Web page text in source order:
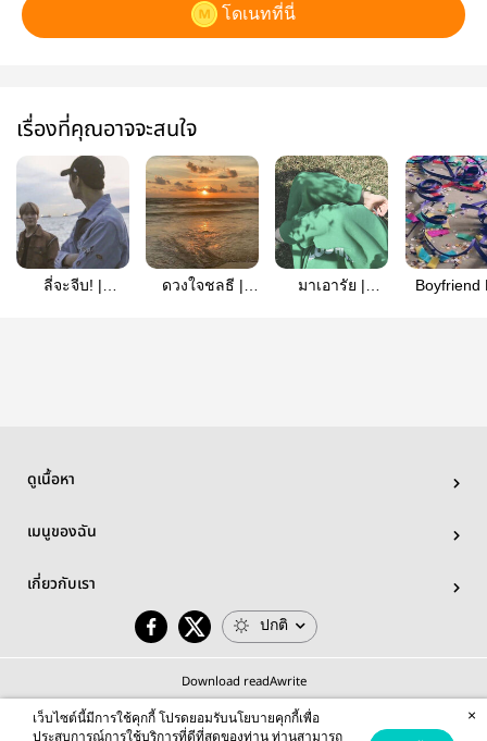
โดเนทที่นี่
เรื่องที่คุณอาจจะสนใจ
ลี่จะจีบ! |
ดวงใจชลธี |
มาเอารัย |
Boyfriend
ดูเนื้อหา
เมนูของฉัน
เกี่ยวกับเรา
ปกติ
Download readAwrite
เว็บไซต์นี้มีการใช้คุกกี้ โปรดยอมรับนโยบายคุกกี้เพื่อ
ประสบการณ์การใช้บริการที่ดีที่สุดของท่าน ท่านสามารถ
×